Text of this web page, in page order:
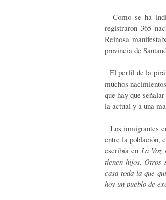
Como se ha
registraron 365
Reinosa
provincia de
El perfil de la
muchos
que hay que
la actual y a una
Los inmigrantes
entre la población,
escribía en La Voz
tienen hijos. Otros
casa toda la que
hoy un pueblo de